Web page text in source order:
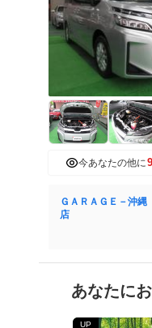
今あなたの他に
ＧＡＲＡＧＥ－沖
店
あなたに
UP